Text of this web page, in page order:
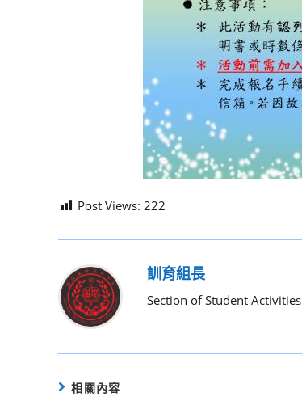
Post Views: 222
訓育組長
Section of Student Activities
相關內容